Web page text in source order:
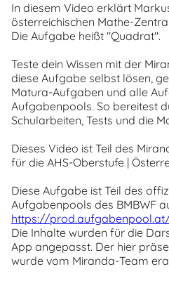
In diesem Video erklärt
österreichischen Mathe-
Die Aufgabe heißt "Quadrat".
Teste dein Wissen mit der
diese Aufgabe selbst lösen,
Matura-Aufgaben und alle
Aufgabenpools. So bereitest
Schularbeiten, Tests und die
Dieses Video ist Teil des
für die AHS-Oberstufe |
Diese Aufgabe ist Teil des
Aufgabenpools des BMBWF
https://
Die Inhalte wurden für die
App angepasst. Der hier
wurde vom Miranda-Team